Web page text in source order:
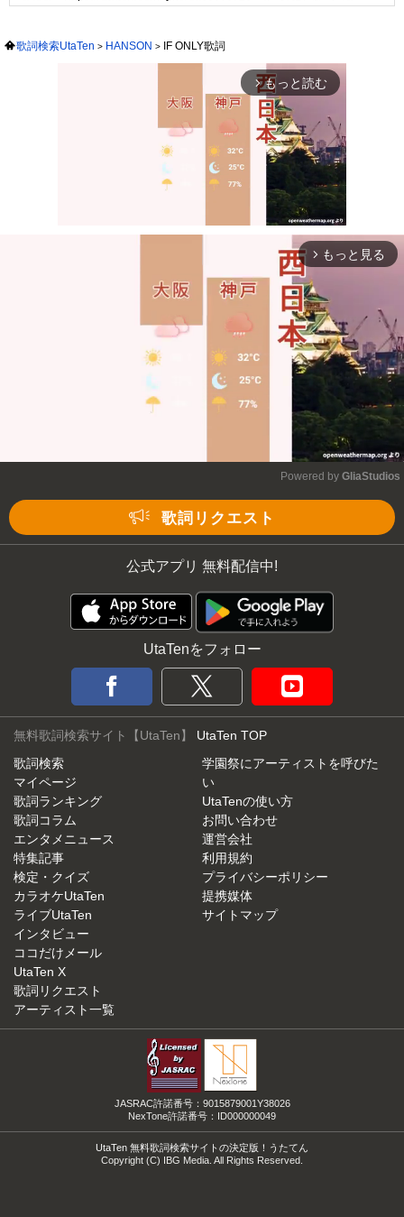
歌詞検索UtaTen HANSON IF ONLY歌詞
arrow_forward_ios もっと読む
Mute
arrow_forward_ios もっと見る
Powered by GliaStudios
歌詞リクエスト
公式アプリ 無料配信中!
UtaTenをフォロー
無料歌詞検索サイト【UtaTen】 UtaTen TOP
歌詞検索
マイページ
歌詞ランキング
歌詞コラム
エンタメニュース
特集記事
検定・クイズ
カラオケUtaTen
ライブUtaTen
インタビュー
ココだけメール
UtaTen X
歌詞リクエスト
アーティスト一覧
学園祭にアーティストを呼びた
い
UtaTenの使い方
お問い合わせ
運営会社
利用規約
プライバシーポリシー
提携媒体
サイトマップ
JASRAC許諾番号：9015879001Y38026
NexTone許諾番号：ID000000049
UtaTen 無料歌詞検索サイトの決定版！うたてん
Copyright (C) IBG Media. All Rights Reserved.